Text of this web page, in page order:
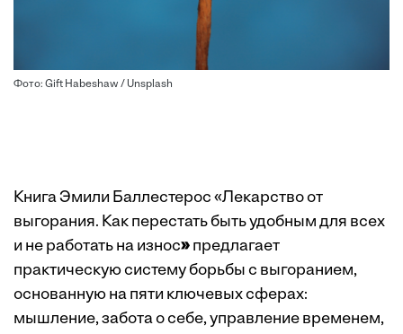
Фото: Gift Habeshaw / Unsplash
Книга Эмили Баллестерос «Лекарство от
выгорания. Как перестать быть удобным для всех
и не работать на износ» предлагает
практическую систему борьбы с выгоранием,
основанную на пяти ключевых сферах:
мышление, забота о себе, управление временем,